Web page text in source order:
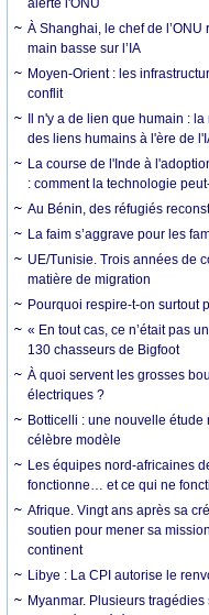
alerte l'ONU
À Shanghai, le chef de
main basse sur l’IA
Moyen-Orient : les
conflit
Il n'y a de lien que humain :
des liens humains à l'ère de
La course de l'Inde à
: comment la technologie
Au Bénin, des réfugiés
La faim s’aggrave pour les
UE/Tunisie. Trois années de
matière de migration
Pourquoi respire-t-on surtout
« En tout cas, ce n’était pas
130 chasseurs de Bigfoot
À quoi servent les grosses
électriques ?
Botticelli : une nouvelle
célèbre modèle
Les équipes nord-africaines
fonctionne… et ce qui ne
Afrique. Vingt ans après sa
soutien pour mener sa
continent
Libye : La CPI autorise le
Myanmar. Plusieurs